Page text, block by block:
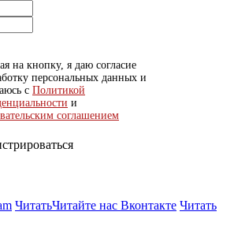
на кнопку, я даю согласие
персональных данных и
с Политикой
и
соглашением
ЧитатьЧитайте нас Вконтакте Читать